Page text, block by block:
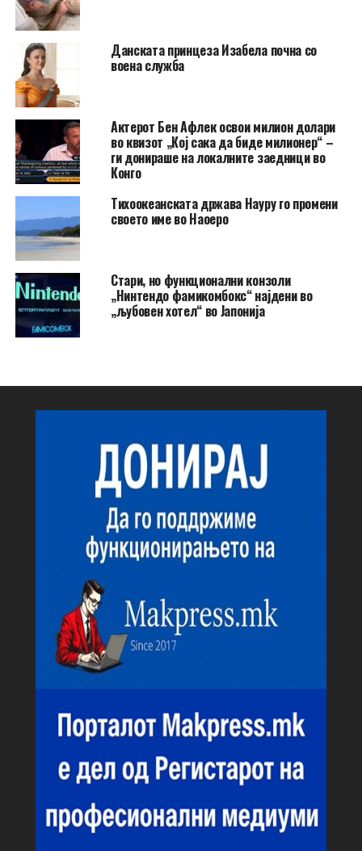
Данската принцеза Изабела почна со
воена служба
Актерот Бен Афлек освои милион долари
во квизот „Кој сака да биде милионер“ –
ги донираше на локалните заедници во
Конго
Тихоокеанската држава Науру го промени
своето име во Наоеро
Стари, но функционални конзоли
„Нинтендо фамикомбокс“ најдени во
„љубовен хотел“ во Јапонија